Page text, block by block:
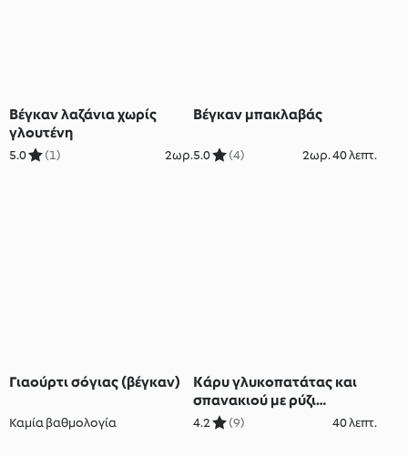
Βέγκαν λαζάνια χωρίς
γλουτένη
5.0 (1) 2ωρ.
Βέγκαν μπακλαβάς
5.0 (4) 2ωρ. 40 λεπτ.
Γιαούρτι σόγιας (βέγκαν)
Καμία βαθμολογία
Κάρυ γλυκοπατάτας και
σπανακιού με ρύζι
κουνουπιδιού
4.2 (9) 40 λεπτ.